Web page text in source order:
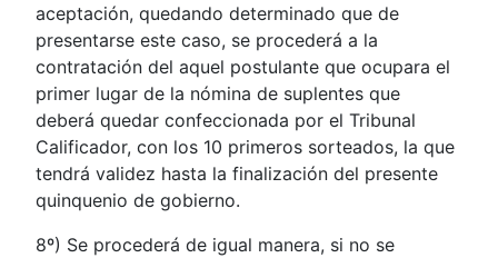
aceptación, quedando determinado que de
presentarse este caso, se procederá a la
contratación del aquel postulante que ocupara el
primer lugar de la nómina de suplentes que
deberá quedar confeccionada por el Tribunal
Calificador, con los 10 primeros sorteados, la que
tendrá validez hasta la finalización del presente
quinquenio de gobierno.
8º) Se procederá de igual manera, si no se